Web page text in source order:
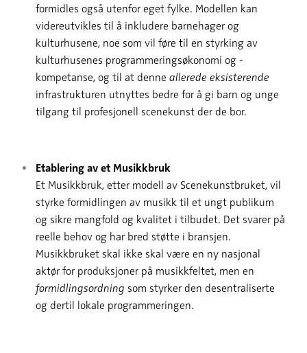
formidles også utenfor eget fylke. Modellen kan
videreutvikles til å inkludere barnehager og
kulturhusene, noe som vil føre til en styrking av
kulturhusenes programmeringsøkonomi og -
kompetanse, og til at denne allerede eksisterende
infrastrukturen utnyttes bedre for å gi barn og unge
tilgang til profesjonell scenekunst der de bor.
Etablering av et Musikkbruk
Et Musikkbruk, etter modell av Scenekunstbruket, vil
styrke formidlingen av musikk til et ungt publikum
og sikre mangfold og kvalitet i tilbudet. Det svarer på
reelle behov og har bred støtte i bransjen.
Musikkbruket skal ikke skal være en ny nasjonal
aktør for produksjoner på musikkfeltet, men en
formidlingsordning som styrker den desentraliserte
og dertil lokale programmeringen.